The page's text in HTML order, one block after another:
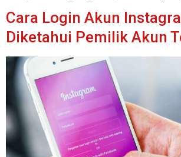
Cara Login Akun
Diketahui Pemilik Akun